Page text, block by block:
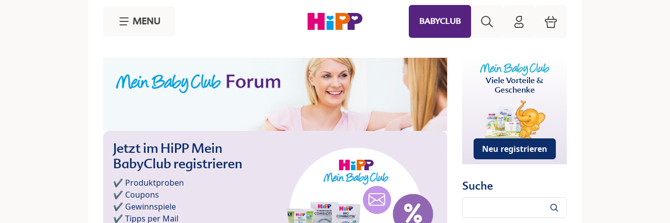
MENU BABYCLUB HiPP Mein Babyclub
Warenkorb
Jetzt im HiPP Mein
BabyClub registrieren
✔️ Produktproben
✔️ Coupons
✔️ Gewinnspiele
✔️ Tipps per Mail
Viele Vorteile &
Geschenke
Neu registrieren
Suche